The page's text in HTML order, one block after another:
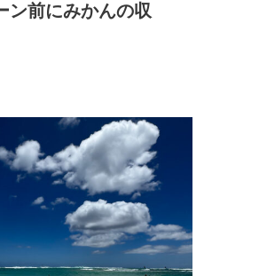
ン前にみかんの収